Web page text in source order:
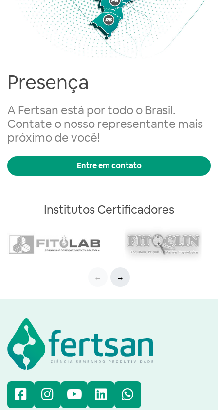
Presença
A Fertsan está por todo o Brasil.
Contate o nosso representante mais
próximo de você!
Entre em contato
Institutos Certificadores
← →
Facebook
Instagram
YouTube
LinkedInWhatsApp